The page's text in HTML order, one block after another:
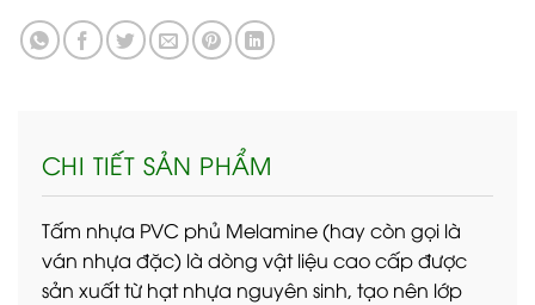
CHI TIẾT SẢN PHẨM
Tấm nhựa PVC phủ Melamine (hay còn gọi là
ván nhựa đặc) là dòng vật liệu cao cấp được
sản xuất từ hạt nhựa nguyên sinh, tạo nên lớp